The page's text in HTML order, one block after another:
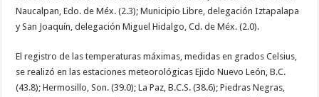
Naucalpan, Edo. de Méx. (2.3); Municipio Libre, delegación Iztapalapa
y San Joaquín, delegación Miguel Hidalgo, Cd. de Méx. (2.0).
El registro de las temperaturas máximas, medidas en grados Celsius,
se realizó en las estaciones meteorológicas Ejido Nuevo León, B.C.
(43.8); Hermosillo, Son. (39.0); La Paz, B.C.S. (38.6); Piedras Negras,